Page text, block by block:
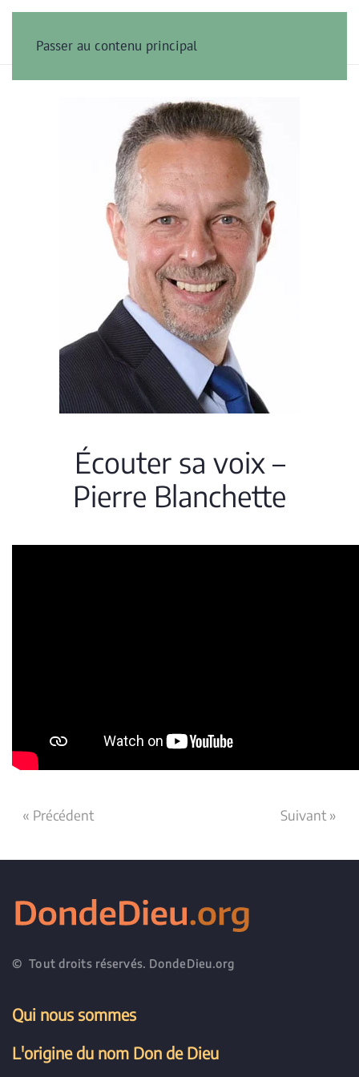
Passer au contenu principal
Écouter sa voix –
Pierre Blanchette
« Précédent Suivant »
© Tout droits réservés. DondeDieu.org
Qui nous sommes
L'origine du nom Don de Dieu